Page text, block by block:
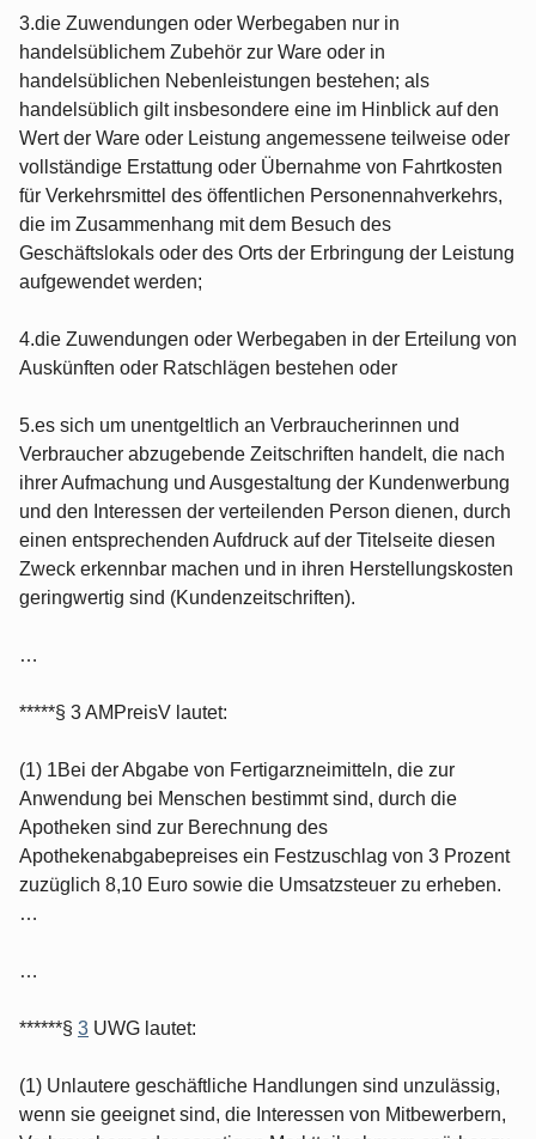
3.die Zuwendungen oder Werbegaben nur in
handelsüblichem Zubehör zur Ware oder in
handelsüblichen Nebenleistungen bestehen; als
handelsüblich gilt insbesondere eine im Hinblick auf den
Wert der Ware oder Leistung angemessene teilweise oder
vollständige Erstattung oder Übernahme von Fahrtkosten
für Verkehrsmittel des öffentlichen Personennahverkehrs,
die im Zusammenhang mit dem Besuch des
Geschäftslokals oder des Orts der Erbringung der Leistung
aufgewendet werden;
4.die Zuwendungen oder Werbegaben in der Erteilung von
Auskünften oder Ratschlägen bestehen oder
5.es sich um unentgeltlich an Verbraucherinnen und
Verbraucher abzugebende Zeitschriften handelt, die nach
ihrer Aufmachung und Ausgestaltung der Kundenwerbung
und den Interessen der verteilenden Person dienen, durch
einen entsprechenden Aufdruck auf der Titelseite diesen
Zweck erkennbar machen und in ihren Herstellungskosten
geringwertig sind (Kundenzeitschriften).
…
*****§ 3 AMPreisV lautet:
(1) 1Bei der Abgabe von Fertigarzneimitteln, die zur
Anwendung bei Menschen bestimmt sind, durch die
Apotheken sind zur Berechnung des
Apothekenabgabepreises ein Festzuschlag von 3 Prozent
zuzüglich 8,10 Euro sowie die Umsatzsteuer zu erheben.
…
…
******§ 3 UWG lautet:
(1) Unlautere geschäftliche Handlungen sind unzulässig,
wenn sie geeignet sind, die Interessen von Mitbewerbern,